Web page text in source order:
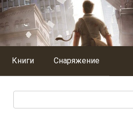
Книги Снаряжение